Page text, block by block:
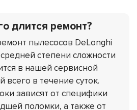
длится ремонт?
пылесосов DeLonghi
степени сложности
в нашей сервисной
всего в течение суток.
зависят от специфики
поломки, а также от